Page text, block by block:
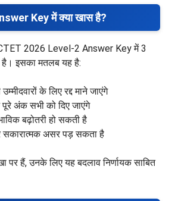
Key में क्या खास है?
CTET 2026 Level-2 Answer Key में 3
है। इसका मतलब यह है:
के लिए रद्द माने जाएंगे
अंक सभी को दिए जाएंगे
बढ़ोतरी हो सकती है
असर पड़ सकता है
पर हैं, उनके लिए यह बदलाव निर्णायक साबित